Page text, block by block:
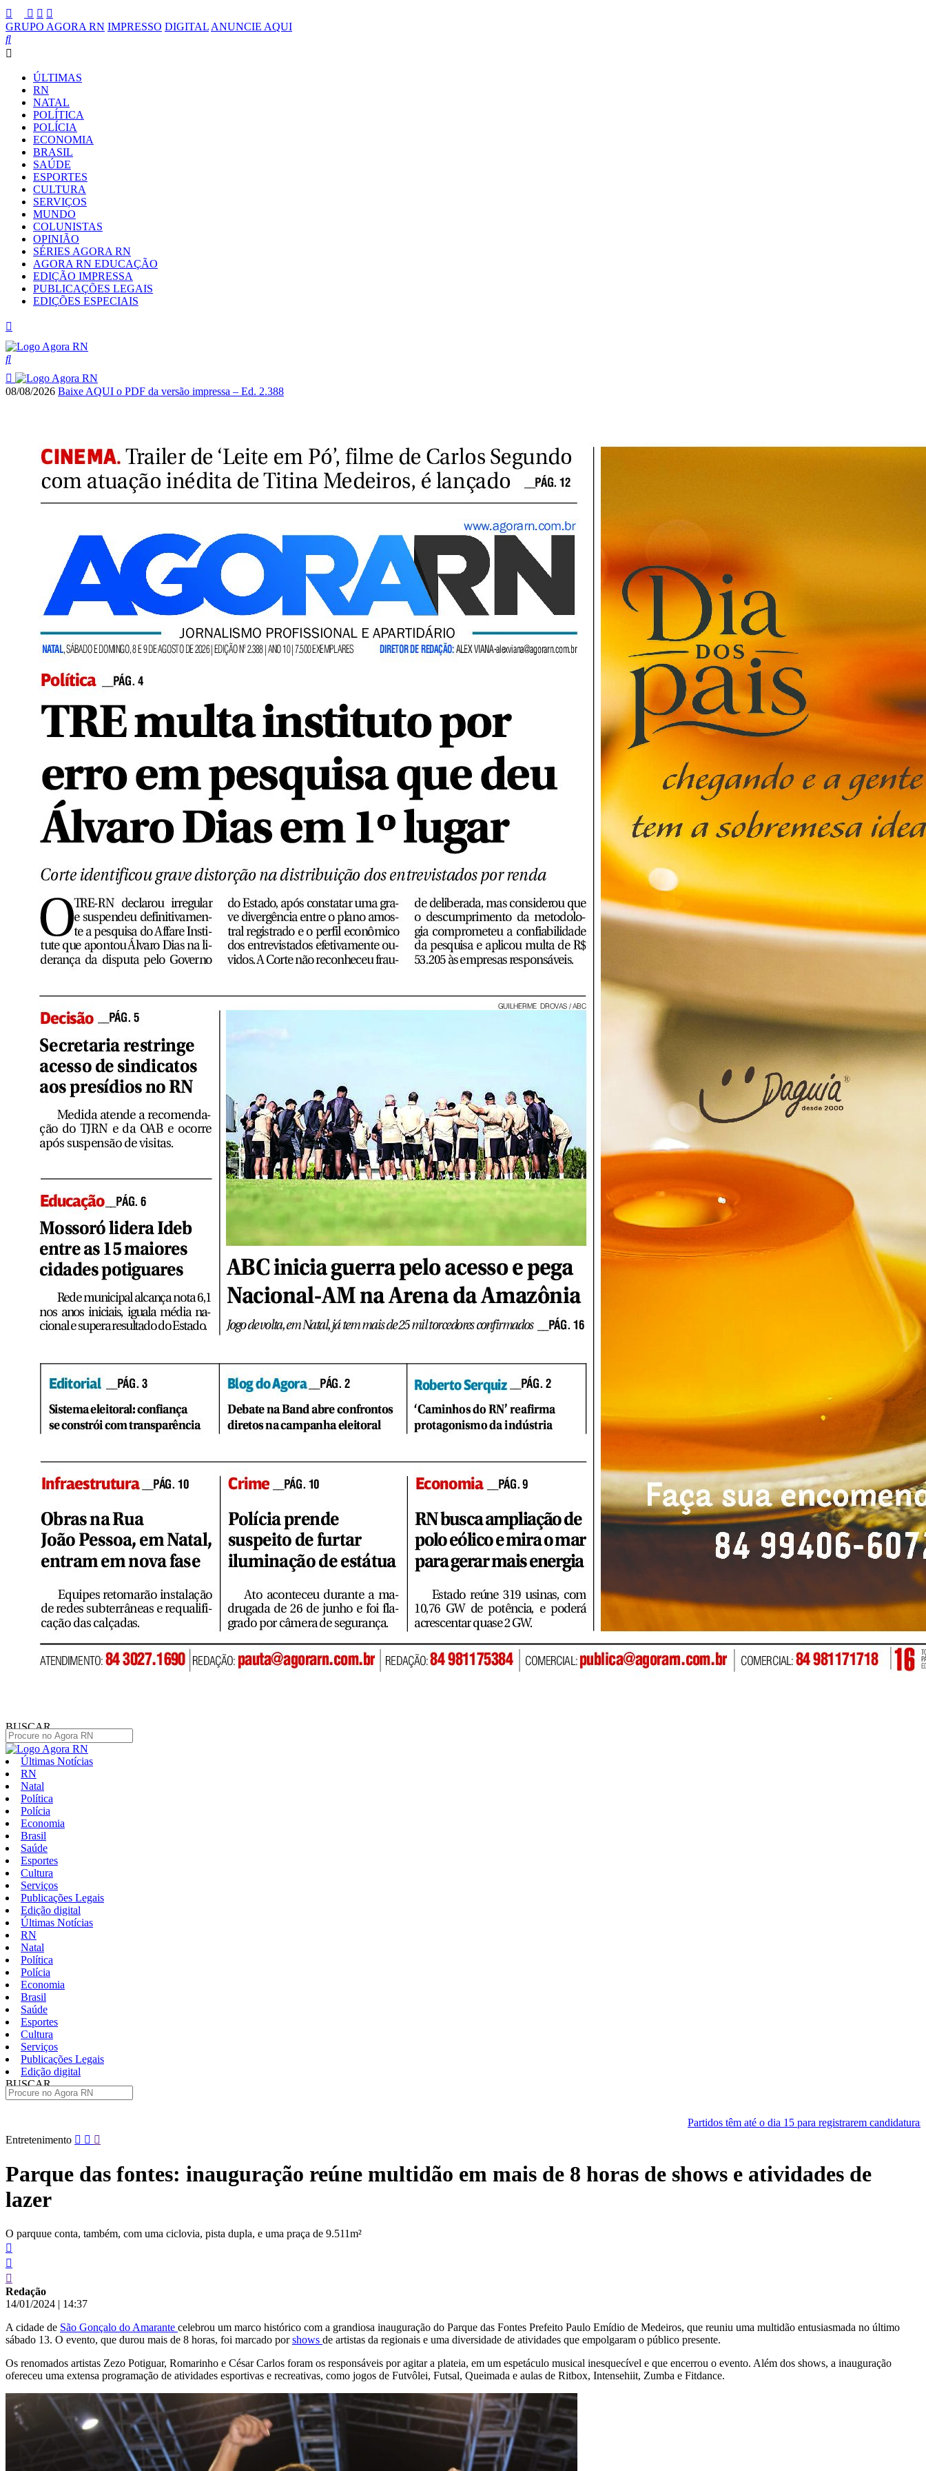
GRUPO AGORA RN IMPRESSO DIGITAL ANUNCIE AQUI
ÚLTIMAS
RN
NATAL
POLÍTICA
POLÍCIA
ECONOMIA
BRASIL
SAÚDE
ESPORTES
CULTURA
SERVIÇOS
MUNDO
COLUNISTAS
OPINIÃO
SÉRIES AGORA RN
AGORA RN EDUCAÇÃO
EDIÇÃO IMPRESSA
PUBLICAÇÕES LEGAIS
EDIÇÕES ESPECIAIS
08/08/2026 Baixe AQUI o PDF da versão impressa – Ed. 2.388
BUSCAR
Últimas Notícias
RN
Natal
Política
Polícia
Economia
Brasil
Saúde
Esportes
Cultura
Serviços
Publicações Legais
Edição digital
Últimas Notícias
RN
Natal
Política
Polícia
Economia
Brasil
Saúde
Esportes
Cultura
Serviços
Publicações Legais
Edição digital
BUSCAR
Partidos têm até o dia 15 para registrarem candidaturas nos tribunais
Pular
conteúdo
Entretenimento
Parque das fontes: inauguração reúne multidão em mais de 8 horas de shows e atividades de
lazer
O parquue conta, também, com uma ciclovia, pista dupla, e uma praça de 9.511m²
Redação
14/01/2024 | 14:37
A cidade de São Gonçalo do Amarante celebrou um marco histórico com a grandiosa inauguração do Parque das Fontes Prefeito Paulo Emídio de Medeiros, que reuniu uma multidão entusiasmada no último
sábado 13. O evento, que durou mais de 8 horas, foi marcado porshows de artistas da regionais e uma diversidade de atividades que empolgaram o público presente.
Os renomados artistas Zezo Potiguar, Romarinho e César Carlos foram os responsáveis por agitar a plateia, em um espetáculo musical inesquecível e que encerrou o evento. Além dos shows, a inauguração
ofereceu uma extensa programação de atividades esportivas e recreativas, como jogos de Futvôlei, Futsal, Queimada e aulas de Ritbox, Intensehiit, Zumba e Fitdance.